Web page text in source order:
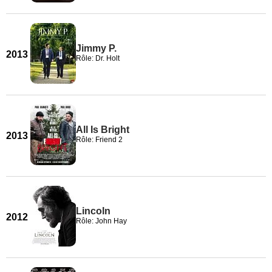
2013
Jimmy P.
Rôle: Dr. Holt
2013
All Is Bright
Rôle: Friend 2
2012
Lincoln
Rôle: John Hay